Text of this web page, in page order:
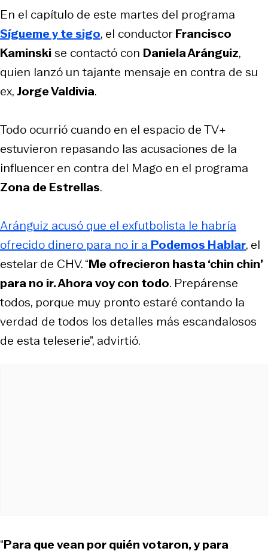
En el capítulo de este martes del programa
Sígueme y te sigo, el conductorFrancisco
Kaminskise contactó con Daniela Aránguiz,
quien lanzó un tajante mensaje en contra de su
ex, Jorge Valdivia.
Todo ocurrió cuando en el espacio de TV+
estuvieron repasando las acusaciones de la
influencer en contra del Mago en el programa
Zona de Estrellas.
Aránguiz acusó que el exfutbolista le habría
ofrecido dinero para no ir a Podemos Hablar, el
estelar de CHV. “Me ofrecieron hasta ‘chin chin’
para no ir. Ahora voy con todo. Prepárense
todos, porque muy pronto estaré contando la
verdad de todos los detalles más escandalosos
de esta teleserie”, advirtió.
“Para que vean por quién votaron, y para